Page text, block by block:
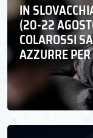
IN
(20-22
COLAROSSI
AZZURRE